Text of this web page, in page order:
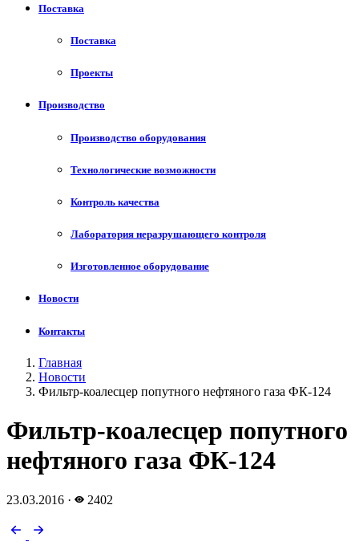
Поставка
Поставка
Проекты
Производство
Производство оборудования
Технологические возможности
Контроль качества
Лаборатория неразрушающего контроля
Изготовленное оборудование
Новости
Контакты
Главная
Новости
Фильтр-коалесцер попутного нефтяного газа ФК-124
Фильтр-коалесцер попутного
нефтяного газа ФК-124
23.03.2016 · 2402